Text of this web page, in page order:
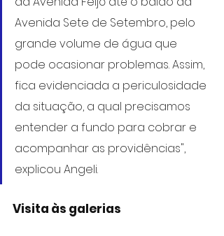
Avenida Sete de Setembro, pelo
grande volume de água que
pode ocasionar problemas. Assim,
fica evidenciada a periculosidade
da situação, a qual precisamos
entender a fundo para cobrar e
acompanhar as providências",
explicou Angeli.
Visita às galerias